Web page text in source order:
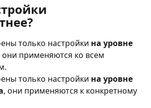
только настройки на уровне
они применяются ко всем
только настройки на уровне
, они применяются к конкретному